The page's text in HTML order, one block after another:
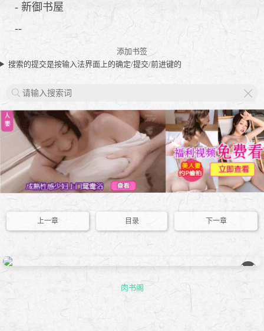
- 新御书屋
--
添加书签
搜索的提交是按输入法界面上的确定/提交/前进键的
上一章 目录 下一章
��
肉书阁